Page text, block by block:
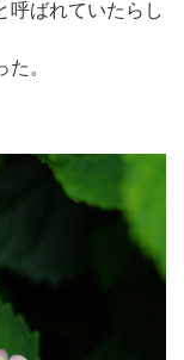
呼ばれていたらし
。